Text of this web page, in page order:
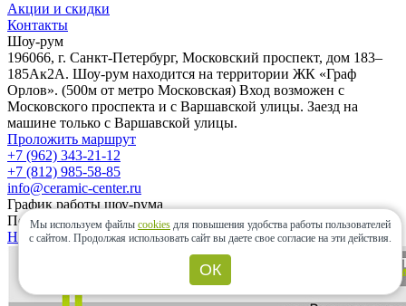
Акции и скидки
Контакты
Шоу-рум
196066, г. Санкт-Петербург, Московский проспект, дом 183–
185Ак2А. Шоу-рум находится на территории ЖК «Граф
Орлов». (500м от метро Московская) Вход возможен с
Московского проспекта и с Варшавской улицы. Заезд на
машине только с Варшавской улицы.
Проложить маршрут
+7 (962) 343-21-12
+7 (812) 985-58-85
info@ceramic-center.ru
График работы шоу-рума
Понедельник — Воскресенье: с 10.00 до 20.00
Найти шоу-рум быстро
Мы используем файлы cookies для повышения удобства работы пользователей
с сайтом. Продолжая использовать сайт вы даете свое согласие на эти действия.
ОК